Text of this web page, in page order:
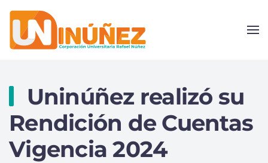
Skip to main content
Uninúñez realizó su
Rendición de Cuentas
Vigencia 2024